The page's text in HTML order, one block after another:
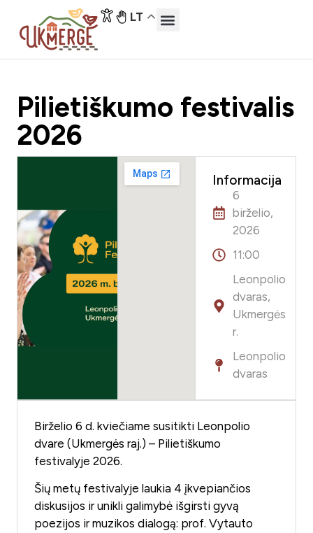
LT
Pilietiškumo festivalis
2026
Informacija
6
birželio,
2026
11:00
Leonpolio
dvaras,
Ukmergės
r.
Leonpolio
dvaras
Birželio 6 d. kviečiame susitikti Leonpolio
dvare (Ukmergės raj.) – Pilietiškumo
festivalyje 2026.
Šių metų festivalyje laukia 4 įkvepiančios
diskusijos ir unikli galimybė išgirsti gyvą
poezijos ir muzikos dialogą: prof. Vytauto